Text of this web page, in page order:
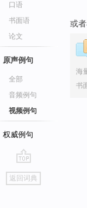
口语
书面语
论文
原声例句
全部
音频例句
视频例句
权威例句
go
top
返回词典
或
海
书